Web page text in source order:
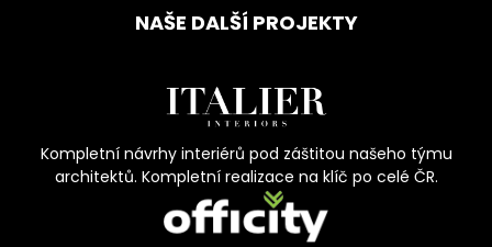
NAŠE DALŠÍ PROJEKTY
Kompletní návrhy interiérů pod záštitou našeho týmu
architektů. Kompletní realizace na klíč po celé ČR.